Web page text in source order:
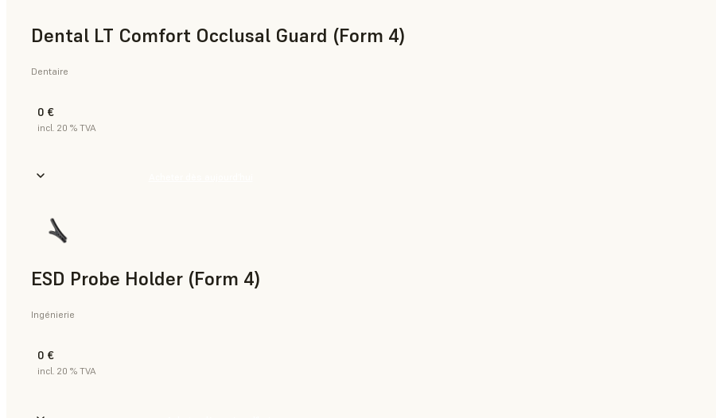
Dental LT Comfort Occlusal Guard (Form 4)
Dentaire
0 €
incl. 20 % TVA
ESD Probe Holder (Form 4)
Ingénierie
0 €
incl. 20 % TVA